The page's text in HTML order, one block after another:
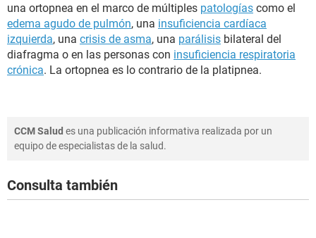
una ortopnea en el marco de múltiples patologías como el
edema agudo de pulmón, una insuficiencia cardíaca
izquierda, una crisis de asma, una parálisis bilateral del
diafragma o en las personas con insuficiencia respiratoria
crónica. La ortopnea es lo contrario de la platipnea.
CCM Salud es una publicación informativa realizada por un
equipo de especialistas de la salud.
Consulta también